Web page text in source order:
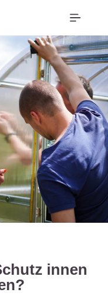
innen